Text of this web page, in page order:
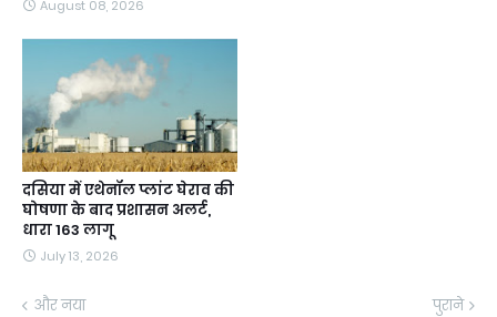
August 08, 2026
दसिया में एथेनॉल प्लांट घेराव की
घोषणा के बाद प्रशासन अलर्ट,
धारा 163 लागू
July 13, 2026
और नया पुराने